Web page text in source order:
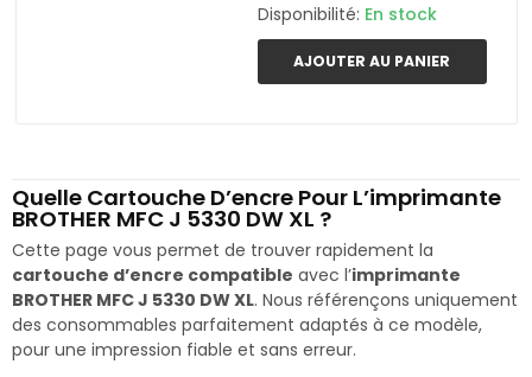
Disponibilité: En stock
AJOUTER AU PANIER
Quelle Cartouche D’encre Pour L’imprimante
BROTHER MFC J 5330 DW XL ?
Cette page vous permet de trouver rapidement la
cartouche d’encre compatible avec l’imprimante
BROTHER MFC J 5330 DW XL. Nous référençons uniquement
des consommables parfaitement adaptés à ce modèle,
pour une impression fiable et sans erreur.